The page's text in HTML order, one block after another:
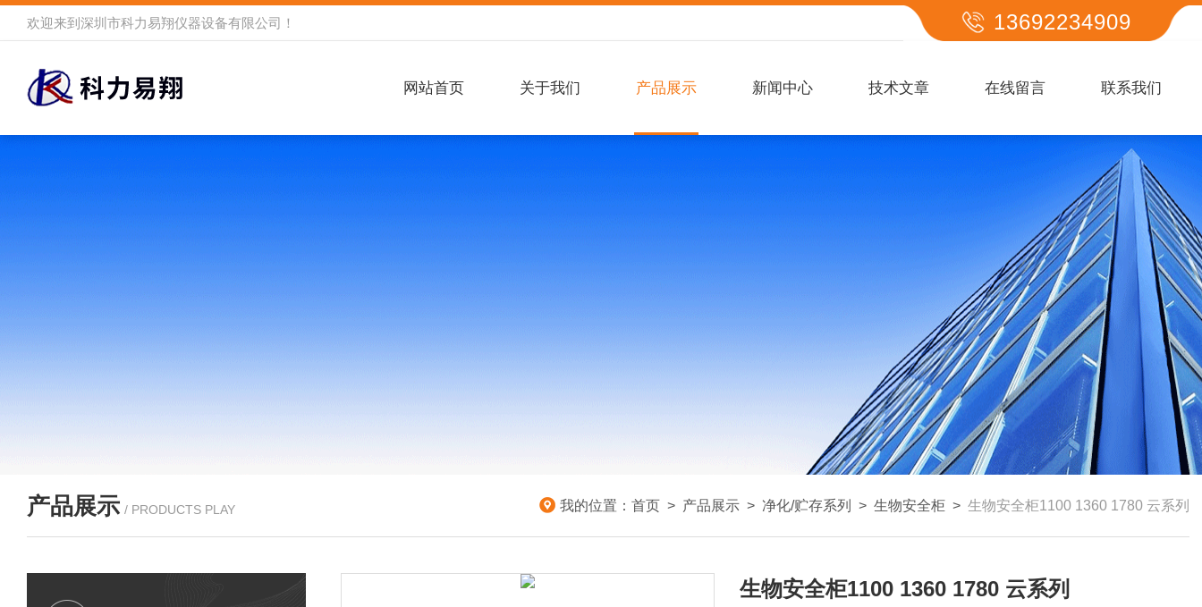
欢迎来到 深圳市科力易翔仪器设备有限公司 ！ 13692234909
网站首页 关于我们 产品展示 新闻中心 技术文章 在线留言 联系我们
产品展示 / PRODUCTS PLAY 我的位置： 首页 > 产品展示 > 净化/贮存系列 > 生物安全柜 > 生物安全柜1100 1360 1780 云系列
生物安全柜1100 1360 1780 云系列